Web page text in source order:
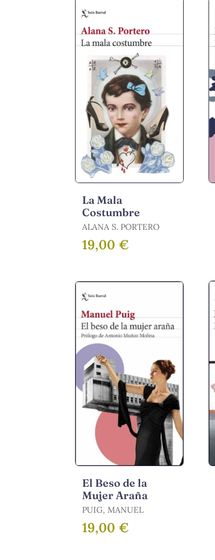
La Mala
Costumbre
ALANA S. PORTERO
19,00 €
El Beso de la
Mujer Araña
PUIG, MANUEL
19,00 €